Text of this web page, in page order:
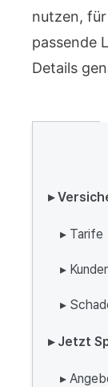
nutzen,
passende
Details
▸
▸ Tarife
▸
▸
▸ Jetzt
▸